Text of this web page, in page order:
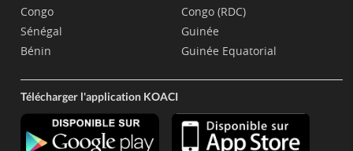
Congo
Sénégal
Bénin
Congo (RDC)
Guinée
Guinée Equatorial
Télécharger l'application KOACI